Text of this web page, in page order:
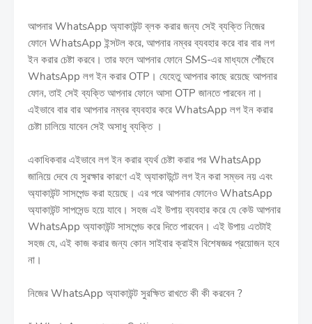
আপনার WhatsApp অ্যাকাউন্ট ব্লক করার জন্য সেই ব্যক্তি নিজের
ফোনে WhatsApp ইন্সটল করে, আপনার নম্বর ব্যবহার করে বার বার লগ
ইন করার চেষ্টা করবে। তার ফলে আপনার ফোনে SMS-এর মাধ্যমে পৌঁছবে
WhatsApp লগ ইন করার OTP। যেহেতু আপনার কাছে রয়েছে আপনার
ফোন, তাই সেই ব্যক্তি আপনার ফোনে আসা OTP জানতে পারবেন না।
এইভাবে বার বার আপনার নম্বর ব্যবহার করে WhatsApp লগ ইন করার
চেষ্টা চালিয়ে যাবেন সেই অসাধু ব্যক্তি ।
একাধিকবার এইভাবে লগ ইন করার ব্যর্থ চেষ্টা করার পর WhatsApp
জানিয়ে দেবে যে সুরক্ষার কারণে এই অ্যাকাউন্টে লগ ইন করা সম্ভব নয় এবং
অ্যাকাউন্ট সাসপেন্ড করা হয়েছে। এর পরে আপনার ফোনেও WhatsApp
অ্যাকাউন্ট সাপসেন্ড হয়ে যাবে। সহজ এই উপায় ব্যবহার করে যে কেউ আপনার
WhatsApp অ্যাকাউন্ট সাসপেন্ড করে দিতে পারবেন। এই উপায় এতটাই
সহজ যে, এই কাজ করার জন্য কোন সাইবার ক্রাইম বিশেষজ্ঞর প্রয়োজন হবে
না।
নিজের WhatsApp অ্যাকাউন্ট সুরক্ষিত রাখতে কী কী করবেন ?